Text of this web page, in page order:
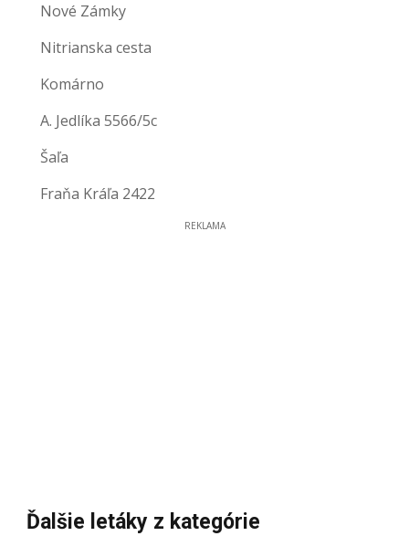
Nové Zámky
Nitrianska cesta
Komárno
A. Jedlíka 5566/5c
Šaľa
Fraňa Kráľa 2422
REKLAMA
Ďalšie letáky z kategórie